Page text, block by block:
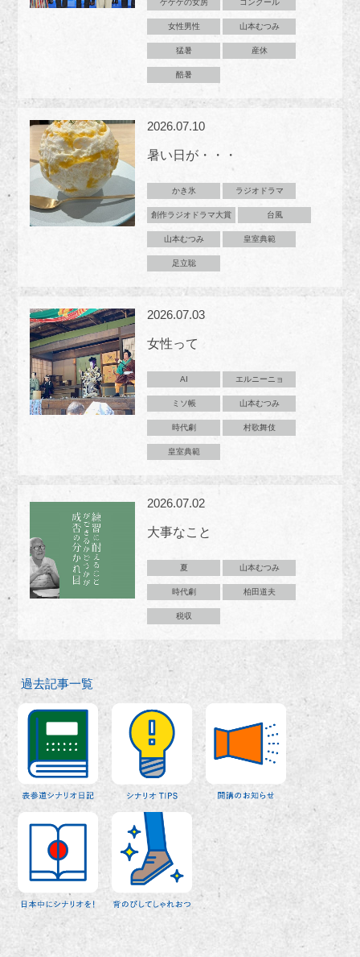
ゲゲゲの女房 コンクール
女性男性 山本むつみ
猛暑 産休
酷暑
2026.07.10
暑い日が・・・
かき氷 ラジオドラマ
創作ラジオドラマ大賞 台風
山本むつみ 皇室典範
足立聡
2026.07.03
女性って
AI エルニーニョ
ミソ帳 山本むつみ
時代劇 村歌舞伎
皇室典範
2026.07.02
大事なこと
夏 山本むつみ
時代劇 柏田道夫
税収
過去記事一覧